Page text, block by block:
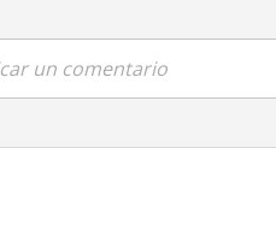
un comentario